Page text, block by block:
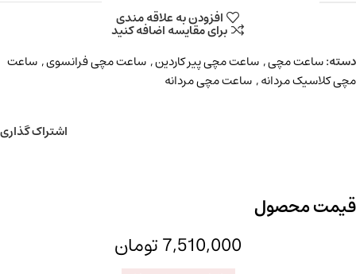
افزودن به علاقه مندی
برای مقایسه اضافه کنید
دسته:ساعت مچی, ساعت مچی پیر کاردین, ساعت مچی فرانسوی, ساعت
مچی کلاسیک مردانه, ساعت مچی مردانه
اشتراک گذاری
قیمت محصول
7,510,000تومان